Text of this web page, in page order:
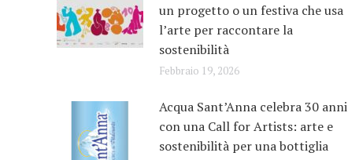
un progetto o un festiva che usa
l’arte per raccontare la
sostenibilità
Febbraio 19, 2026
Acqua Sant’Anna celebra 30 anni
con una Call for Artists: arte e
sostenibilità per una bottiglia